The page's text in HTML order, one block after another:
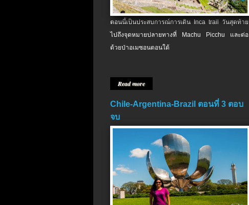
ตอนนี้เป็นประสบการณ์การเดิน Inca trail วันสุดท้าย
ไปถึงจุดหมายปลายทางที่ Machu Picchu และต่อ
ด้วยป่าอเมซอนตอนใต้
Read more
Chile-Argentina-Brazil ตอนที่ 3 ตอบ
จบ